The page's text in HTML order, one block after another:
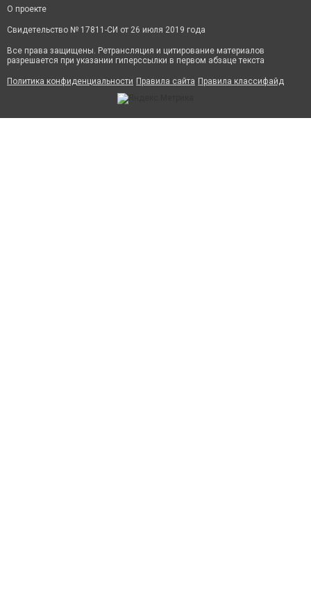
О проекте
Свидетельство № 17811-СИ от 26 июля 2019 года
Все права защищены. Ретрансляция и цитирование материалов
разрешается при указании гиперссылки в первом абзаце текста
Политика конфиденциальности Правила сайта Правила классифайд